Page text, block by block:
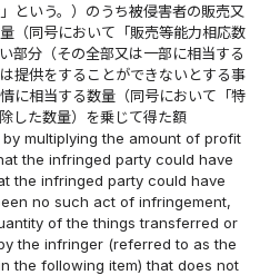
という。）のうち被侵害者の販売又
（同号において「販売等能力相応数
部分（その全部又は一部に相当する
提供をすることができないとする事
に相当する数量（同号において「特
した数量）を乗じて得た額
multiplying the amount of profit
the infringed party could have
the infringed party could have
no such act of infringement,
of the things transferred or
the infringer (referred to as the
the following item) that does not